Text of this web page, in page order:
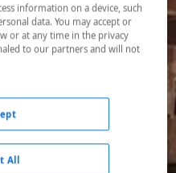
information on a device, such
data. You may accept or
or at any time in the privacy
to our partners and will not
All